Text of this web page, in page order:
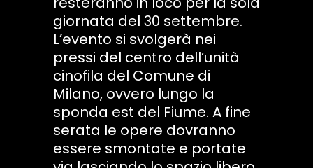
giornata del 30 settembre.
L’evento si svolgerà nei
pressi del centro dell’unità
cinofila del Comune di
Milano, ovvero lungo la
sponda est del Fiume. A fine
serata le opere dovranno
essere smontate e portate